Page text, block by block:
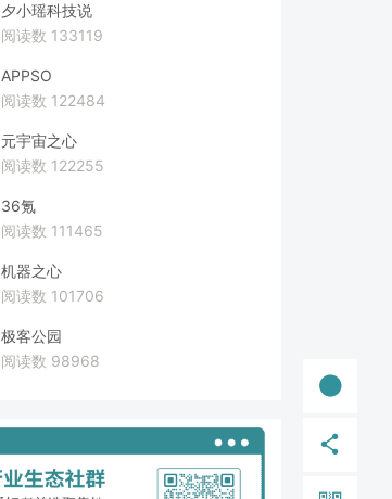
夕小瑶科技说
阅读数 133119
APPSO
阅读数 122484
元宇宙之心
阅读数 122255
36氪
阅读数 111465
机器之心
阅读数 101706
极客公园
阅读数 98968